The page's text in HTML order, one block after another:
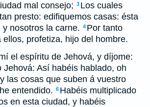
mal consejo; 3 Los cuales
presto: edifiquemos casas: ésta
nosotros la carne. 4 Por tanto
ellos, profetiza, hijo del hombre.
el espíritu de Jehová, y díjome:
Jehová: Así habéis hablado, oh
las cosas que suben á vuestro
entendido. 6 Habéis multiplicado
en esta ciudad, y habéis